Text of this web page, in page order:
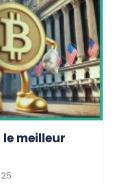
meilleur